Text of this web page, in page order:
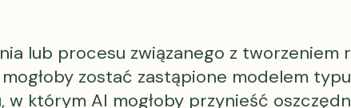
lub procesu związanego z tworzeniem
zostać zastąpione modelem
w którym AI mogłoby przynieść